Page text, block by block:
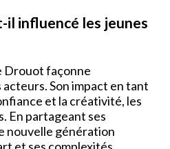
il influencé les jeunes
Drouot façonne
Son impact en tant
et la créativité, les
En partageant ses
nouvelle génération